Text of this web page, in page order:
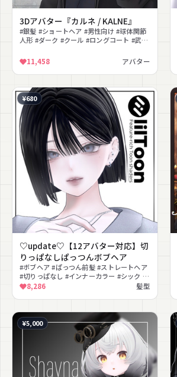
3Dアバター『カルネ / KALNE』
#銀髪 #ショートヘア #男性向け #球体関節
人形 #ダーク #クール #ロングコート #武器
11,458
アバター
¥680
♡update♡【12アバター対応】切
りっぱなしぱっつんボブヘア
#ボブヘア #ぱっつん前髪 #ストレートヘア
#切りっぱなし #インナーカラー #シック #
クール #色変更可能
8,286 髪型
¥5,000